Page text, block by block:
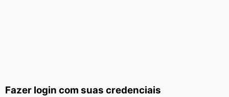
Fazer login com suas credenciais